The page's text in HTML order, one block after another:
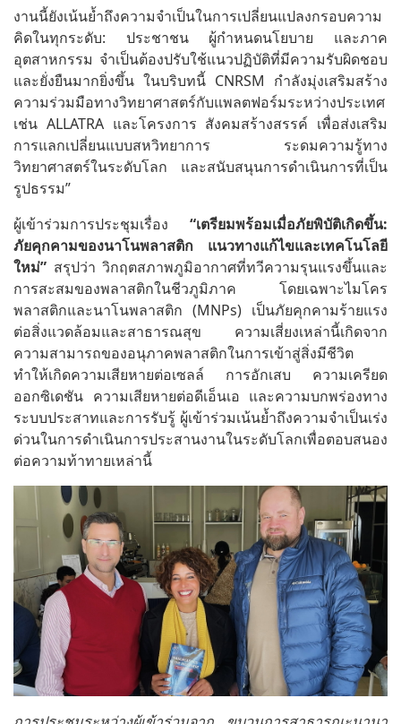
งานนี้ยังเน้นย้ำถึงความจำเป็นในการเปลี่ยนแปลงกรอบความ
คิดในทุกระดับ: ประชาชน ผู้กำหนดนโยบาย และภาค
อุตสาหกรรม จำเป็นต้องปรับใช้แนวปฏิบัติที่มีความรับผิดชอบ
และยั่งยืนมากยิ่งขึ้น ในบริบทนี้ CNRSM กำลังมุ่งเสริมสร้าง
ความร่วมมือทางวิทยาศาสตร์กับแพลตฟอร์มระหว่างประเทศ
เช่น ALLATRA และโครงการ สังคมสร้างสรรค์ เพื่อส่งเสริม
การแลกเปลี่ยนแบบสหวิทยาการ ระดมความรู้ทาง
วิทยาศาสตร์ในระดับโลก และสนับสนุนการดำเนินการที่เป็น
รูปธรรม”
ผู้เข้าร่วมการประชุมเรื่อง “เตรียมพร้อมเมื่อภัยพิบัติเกิดขึ้น:
ภัยคุกคามของนาโนพลาสติก แนวทางแก้ไขและเทคโนโลยี
ใหม่” สรุปว่า วิกฤตสภาพภูมิอากาศที่ทวีความรุนแรงขึ้นและ
การสะสมของพลาสติกในชีวภูมิภาค โดยเฉพาะไมโคร
พลาสติกและนาโนพลาสติก (MNPs) เป็นภัยคุกคามร้ายแรง
ต่อสิ่งแวดล้อมและสาธารณสุข ความเสี่ยงเหล่านี้เกิดจาก
ความสามารถของอนุภาคพลาสติกในการเข้าสู่สิ่งมีชีวิต
ทำให้เกิดความเสียหายต่อเซลล์ การอักเสบ ความเครียด
ออกซิเดชัน ความเสียหายต่อดีเอ็นเอ และความบกพร่องทาง
ระบบประสาทและการรับรู้ ผู้เข้าร่วมเน้นย้ำถึงความจำเป็นเร่ง
ด่วนในการดำเนินการประสานงานในระดับโลกเพื่อตอบสนอง
ต่อความท้าทายเหล่านี้